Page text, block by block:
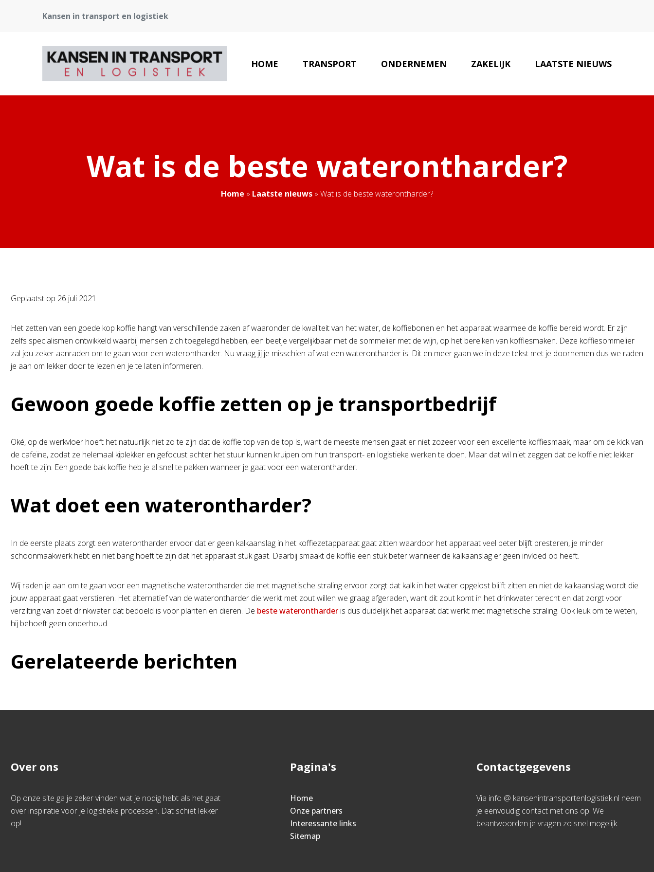
Kansen in transport en logistiek
HOME TRANSPORT ONDERNEMEN ZAKELIJK LAATSTE NIEUWS
Wat is de beste waterontharder?
Home » Laatste nieuws » Wat is de beste waterontharder?
Geplaatst op 26 juli 2021
Het zetten van een goede kop koffie hangt van verschillende zaken af waaronder de kwaliteit van het water, de koffiebonen en het apparaat waarmee de koffie bereid wordt. Er zijn
zelfs specialismen ontwikkeld waarbij mensen zich toegelegd hebben, een beetje vergelijkbaar met de sommelier met de wijn, op het bereiken van koffiesmaken. Deze koffiesommelier
zal jou zeker aanraden om te gaan voor een waterontharder. Nu vraag jij je misschien af wat een waterontharder is. Dit en meer gaan we in deze tekst met je doornemen dus we raden
je aan om lekker door te lezen en je te laten informeren.
Gewoon goede koffie zetten op je transportbedrijf
Oké, op de werkvloer hoeft het natuurlijk niet zo te zijn dat de koffie top van de top is, want de meeste mensen gaat er niet zozeer voor een excellente koffiesmaak, maar om de kick van
de cafeïne, zodat ze helemaal kiplekker en gefocust achter het stuur kunnen kruipen om hun transport- en logistieke werken te doen. Maar dat wil niet zeggen dat de koffie niet lekker
hoeft te zijn. Een goede bak koffie heb je al snel te pakken wanneer je gaat voor een waterontharder.
Wat doet een waterontharder?
In de eerste plaats zorgt een waterontharder ervoor dat er geen kalkaanslag in het koffiezetapparaat gaat zitten waardoor het apparaat veel beter blijft presteren, je minder
schoonmaakwerk hebt en niet bang hoeft te zijn dat het apparaat stuk gaat. Daarbij smaakt de koffie een stuk beter wanneer de kalkaanslag er geen invloed op heeft.
Wij raden je aan om te gaan voor een magnetische waterontharder die met magnetische straling ervoor zorgt dat kalk in het water opgelost blijft zitten en niet de kalkaanslag wordt die
jouw apparaat gaat verstieren. Het alternatief van de waterontharder die werkt met zout willen we graag afgeraden, want dit zout komt in het drinkwater terecht en dat zorgt voor
verzilting van zoet drinkwater dat bedoeld is voor planten en dieren. De beste waterontharder is dus duidelijk het apparaat dat werkt met magnetische straling. Ook leuk om te weten,
hij behoeft geen onderhoud.
Gerelateerde berichten
Over ons
Op onze site ga je zeker vinden wat je nodig hebt als het gaat
over inspiratie voor je logistieke processen. Dat schiet lekker
op!
Pagina's
Home
Onze partners
Interessante links
Sitemap
Contactgegevens
Via info @ kansenintransportenlogistiek.nl neem
je eenvoudig contact met ons op. We
beantwoorden je vragen zo snel mogelijk.